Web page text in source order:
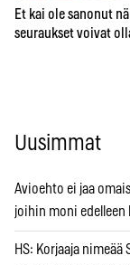
Et kai ole sanonut
seuraukset voivat
Uusimmat
Avioehto ei jaa
joihin moni edelleen
HS: Korjaaja